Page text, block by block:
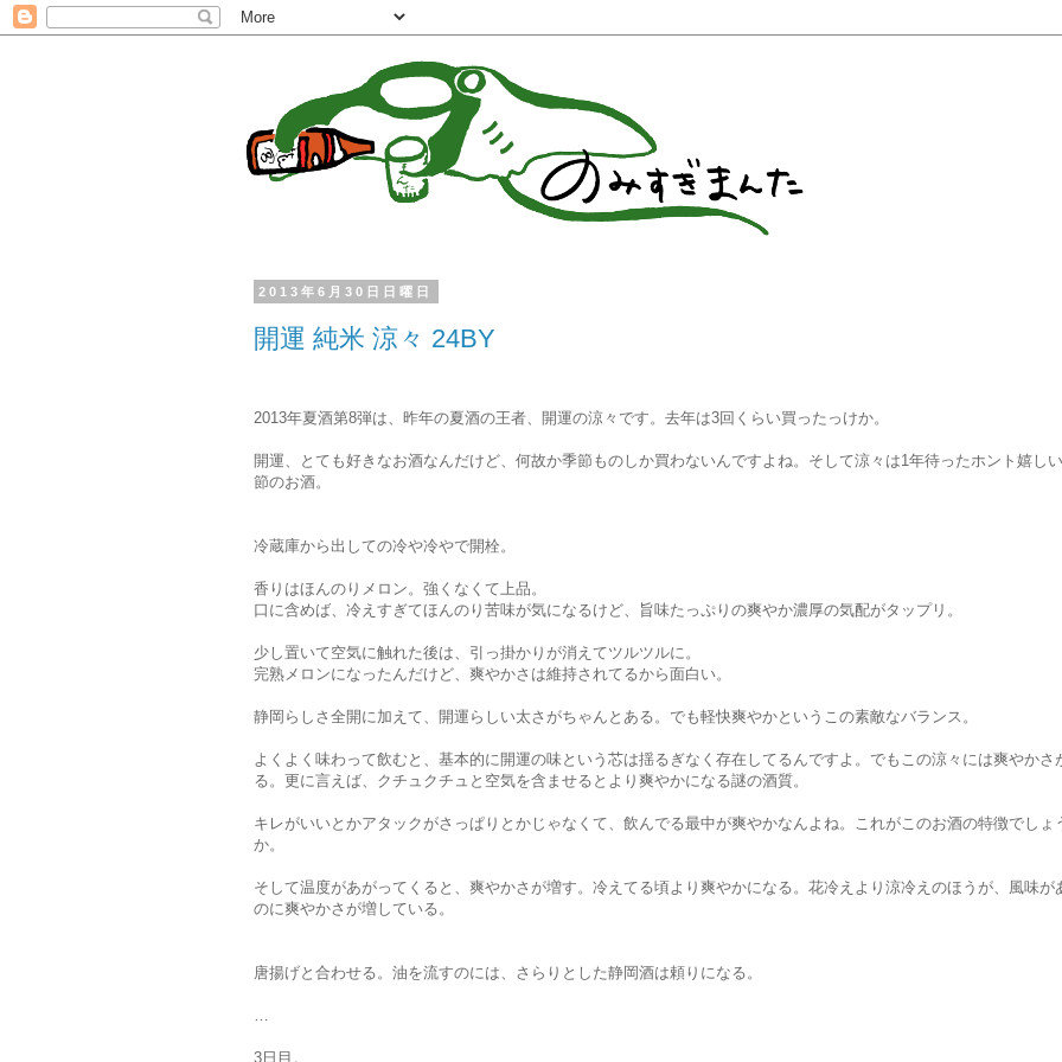
2013年6月30日日曜日
開運 純米 涼々 24BY
2013年夏酒第8弾は、昨年の夏酒の王者、開運の涼々です。去年は3回くらい買ったっけか。
開運、とても好きなお酒なんだけど、何故か季節ものしか買わないんですよね。そして涼々は1年待ったホント嬉し
節のお酒。
冷蔵庫から出しての冷や冷やで開栓。
香りはほんのりメロン。強くなくて上品。
口に含めば、冷えすぎてほんのり苦味が気になるけど、旨味たっぷりの爽やか濃厚の気配がタップリ。
少し置いて空気に触れた後は、引っ掛かりが消えてツルツルに。
完熟メロンになったんだけど、爽やかさは維持されてるから面白い。
静岡らしさ全開に加えて、開運らしい太さがちゃんとある。でも軽快爽やかというこの素敵なバランス。
よくよく味わって飲むと、基本的に開運の味という芯は揺るぎなく存在してるんですよ。でもこの涼々には爽やかさ
る。更に言えば、クチュクチュと空気を含ませるとより爽やかになる謎の酒質。
キレがいいとかアタックがさっぱりとかじゃなくて、飲んでる最中が爽やかなんよね。これがこのお酒の特徴でしょ
か。
そして温度があがってくると、爽やかさが増す。冷えてる頃より爽やかになる。花冷えより涼冷えのほうが、風味が
のに爽やかさが増している。
唐揚げと合わせる。油を流すのには、さらりとした静岡酒は頼りになる。
3日目。